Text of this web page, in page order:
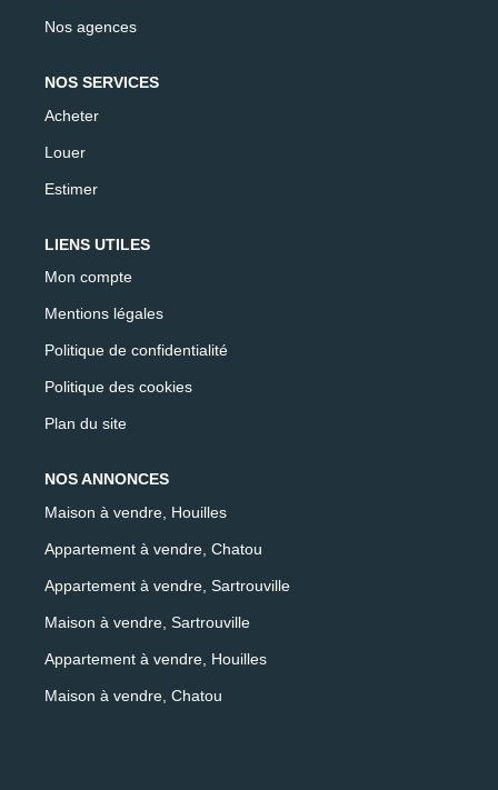
Nos agences
NOS SERVICES
Acheter
Louer
Estimer
LIENS UTILES
Mon compte
Mentions légales
Politique de confidentialité
Politique des cookies
Plan du site
NOS ANNONCES
Maison à vendre, Houilles
Appartement à vendre, Chatou
Appartement à vendre, Sartrouville
Maison à vendre, Sartrouville
Appartement à vendre, Houilles
Maison à vendre, Chatou